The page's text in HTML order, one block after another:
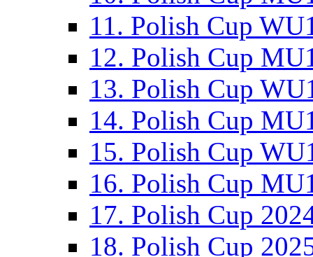
11. Polish Cup
12. Polish Cup
13. Polish Cup
14. Polish Cup
15. Polish Cup
16. Polish Cup
17. Polish Cup
18. Polish Cup